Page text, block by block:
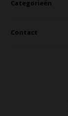
Categorieën
Contact